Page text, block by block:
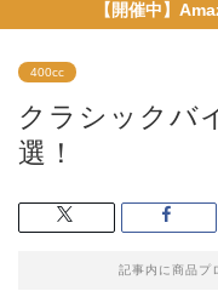
【開催中】
400cc
クラシックバ
選！
記事内に商品プ